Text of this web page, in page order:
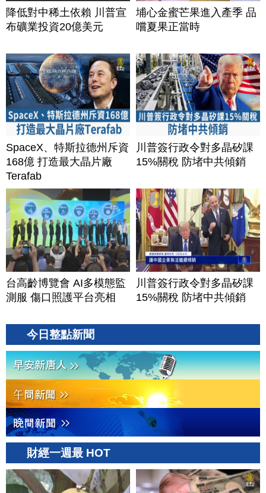
降低對中稀土依賴 川普宣
布礦業投資20億美元
埔心金蜜芒果進入產季 品
嚐夏果正當時
SpaceX、特斯拉德州斥資
168億 打造最大晶片廠
Terafab
川普簽行政令對多晶矽課
15%關稅 防堵中共傾銷
台高齡博覽會 AI多模態監
測服 傷口照護平台亮相
川普簽行政令對多晶矽課
15%關稅 防堵中共傾銷
今日整點新聞
財經一週最 HOT